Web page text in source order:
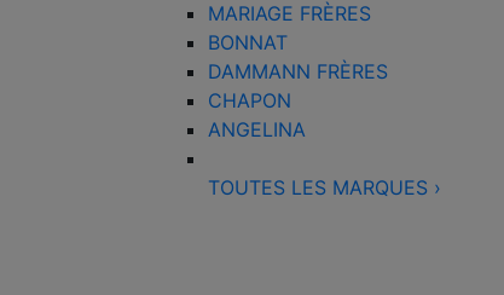
MARIAGE FRÈRES
BONNAT
DAMMANN FRÈRES
CHAPON
ANGELINA
TOUTES LES MARQUES ›